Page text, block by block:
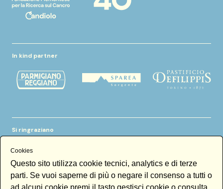
In kind partner
Si ringraziano
Cookies
Questo sito utilizza cookie tecnici, analytics e di terze
parti. Se vuoi saperne di più o negare il consenso a tutti o
ad alcuni cookie premi il tasto gestisci cookie o consulta